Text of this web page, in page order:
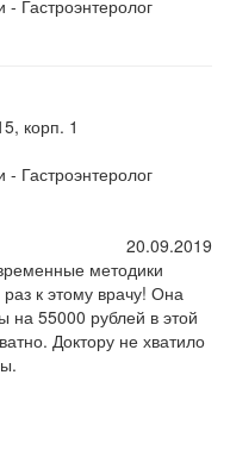
Гастроэнтеролог
корп. 1
Гастроэнтеролог
20.09.2019
методики
к этому врачу! Она
на 55000 рублей в этой
Доктору не хватило